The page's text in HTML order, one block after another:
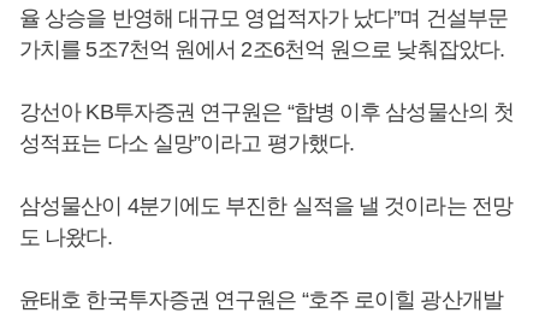
율 상승을 반영해 대규모 영업적자가 났다”며 건설부문
가치를 5조7천억 원에서 2조6천억 원으로 낮춰잡았다.
강선아 KB투자증권 연구원은 “합병 이후 삼성물산의 첫
성적표는 다소 실망”이라고 평가했다.
삼성물산이 4분기에도 부진한 실적을 낼 것이라는 전망
도 나왔다.
윤태호 한국투자증권 연구원은 “호주 로이힐 광산개발